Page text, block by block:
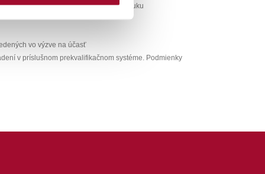
identifikačné číslo
môžete zmeniť svoje
o účasť a ani zadať cenovú ponuku
vo výzve na účasť
v príslušnom prekvalifikačnom systéme. Podmienky